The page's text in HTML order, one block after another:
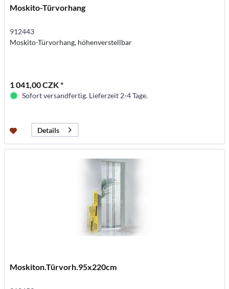
Moskito-Türvorhang
912443
Moskito-Türvorhang, höhenverstellbar
1 041,00 CZK *
Sofort versandfertig. Lieferzeit 2-4 Tage.
Details
Moskiton.Türvorh.95x220cm